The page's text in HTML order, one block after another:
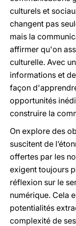
culturels et
changent pas
mais la
affirmer qu'on
culturelle. Avec
informations et
façon
opportunités
construire la
On explore des
suscitent de
offertes par les
exigent toujours
réflexion sur le
numérique. Cela
potentialités
complexité de